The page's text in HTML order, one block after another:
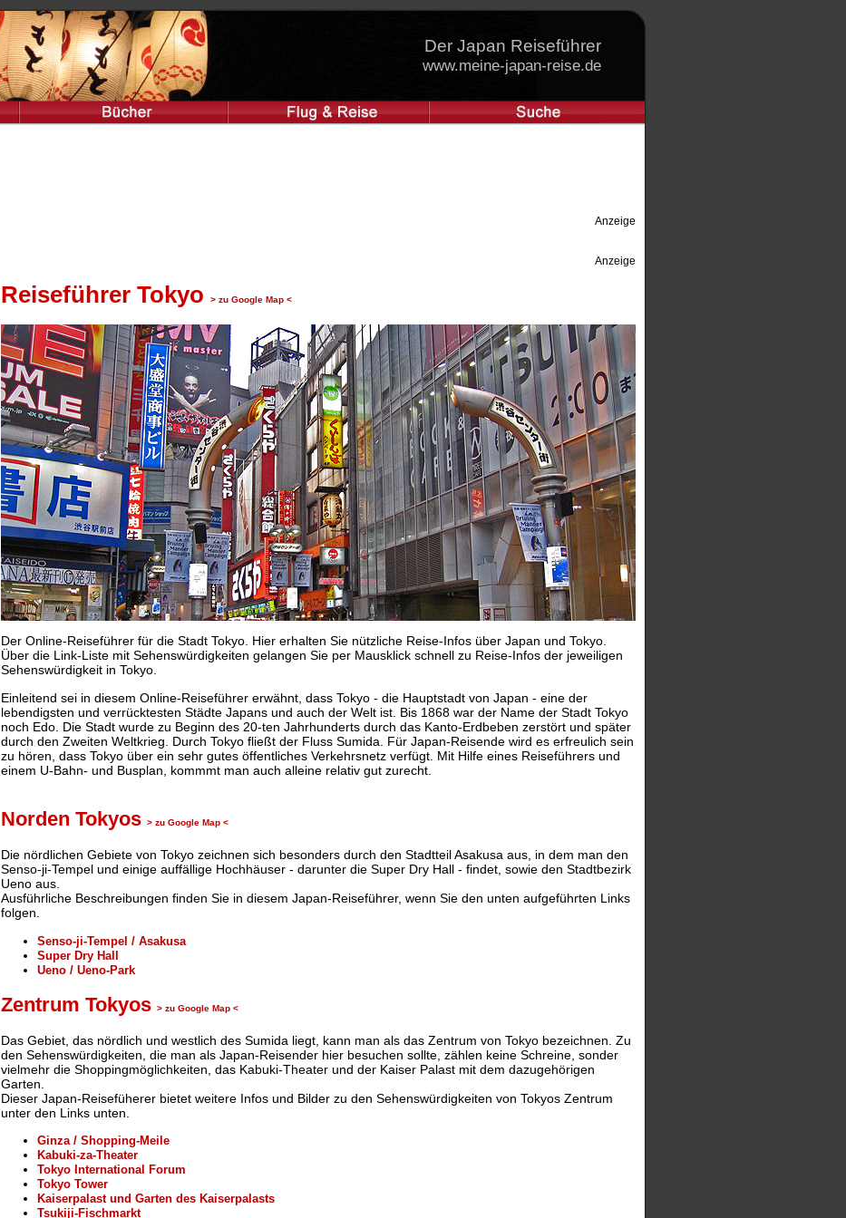
Der Japan Reiseführer
www.meine-japan-reise.de
Anzeige
Anzeige
Reiseführer Tokyo > zu Google Map <
Der Online-Reiseführer für die Stadt Tokyo. Hier erhalten Sie nützliche Reise-Infos über Japan und Tokyo.
Über die Link-Liste mit Sehenswürdigkeiten gelangen Sie per Mausklick schnell zu Reise-Infos der jeweiligen
Sehenswürdigkeit in Tokyo.
Einleitend sei in diesem Online-Reiseführer erwähnt, dass Tokyo - die Hauptstadt von Japan - eine der
lebendigsten und verrücktesten Städte Japans und auch der Welt ist. Bis 1868 war der Name der Stadt Tokyo
noch Edo. Die Stadt wurde zu Beginn des 20-ten Jahrhunderts durch das Kanto-Erdbeben zerstört und später
durch den Zweiten Weltkrieg. Durch Tokyo fließt der Fluss Sumida. Für Japan-Reisende wird es erfreulich sein
zu hören, dass Tokyo über ein sehr gutes öffentliches Verkehrsnetz verfügt. Mit Hilfe eines Reiseführers und
einem U-Bahn- und Busplan, kommmt man auch alleine relativ gut zurecht.
Norden Tokyos > zu Google Map <
Die nördlichen Gebiete von Tokyo zeichnen sich besonders durch den Stadtteil Asakusa aus, in dem man den
Senso-ji-Tempel und einige auffällige Hochhäuser - darunter die Super Dry Hall - findet, sowie den Stadtbezirk
Ueno aus.
Ausführliche Beschreibungen finden Sie in diesem Japan-Reiseführer, wenn Sie den unten aufgeführten Links
folgen.
Senso-ji-Tempel / Asakusa
Super Dry Hall
Ueno / Ueno-Park
Zentrum Tokyos > zu Google Map <
Das Gebiet, das nördlich und westlich des Sumida liegt, kann man als das Zentrum von Tokyo bezeichnen. Zu
den Sehenswürdigkeiten, die man als Japan-Reisender hier besuchen sollte, zählen keine Schreine, sonder
vielmehr die Shoppingmöglichkeiten, das Kabuki-Theater und der Kaiser Palast mit dem dazugehörigen
Garten.
Dieser Japan-Reisefüherer bietet weitere Infos und Bilder zu den Sehenswürdigkeiten von Tokyos Zentrum
unter den Links unten.
Ginza / Shopping-Meile
Kabuki-za-Theater
Tokyo International Forum
Tokyo Tower
Kaiserpalast und Garten des Kaiserpalasts
Tsukiji-Fischmarkt